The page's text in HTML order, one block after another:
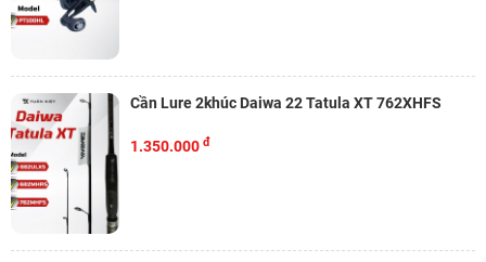
Cần Lure 2khúc Daiwa 22 Tatula XT 762XHFS
1.350.000 đ